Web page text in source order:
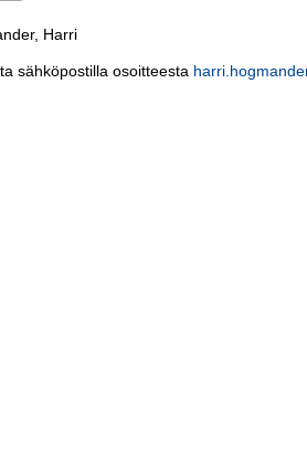
Harri
sähköpostilla osoitteesta